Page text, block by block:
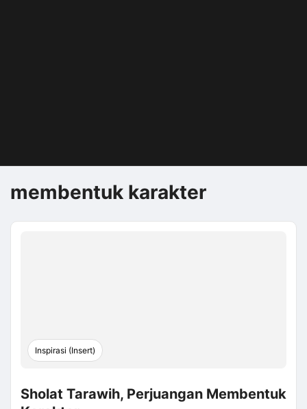
membentuk karakter
Inspirasi (Insert)
Sholat Tarawih, Perjuangan Membentuk